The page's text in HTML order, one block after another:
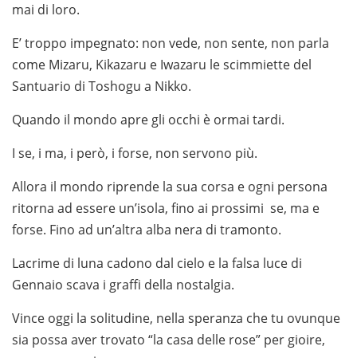
mai di loro.
E’ troppo impegnato: non vede, non sente, non parla
come Mizaru, Kikazaru e Iwazaru le scimmiette del
Santuario di Toshogu a Nikko.
Quando il mondo apre gli occhi è ormai tardi.
I se, i ma, i però, i forse, non servono più.
Allora il mondo riprende la sua corsa e ogni persona
ritorna ad essere un’isola, fino ai prossimi se, ma e
forse. Fino ad un’altra alba nera di tramonto.
Lacrime di luna cadono dal cielo e la falsa luce di
Gennaio scava i graffi della nostalgia.
Vince oggi la solitudine, nella speranza che tu ovunque
sia possa aver trovato “la casa delle rose” per gioire,